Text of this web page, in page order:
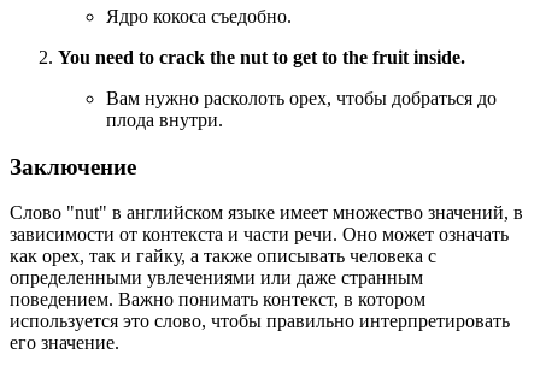
Ядро кокоса съедобно.
You need to crack the nut to get to the fruit inside.
Вам нужно расколоть орех, чтобы добраться до
плода внутри.
Заключение
Слово "nut" в английском языке имеет множество значений, в
зависимости от контекста и части речи. Оно может означать
как орех, так и гайку, а также описывать человека с
определенными увлечениями или даже странным
поведением. Важно понимать контекст, в котором
используется это слово, чтобы правильно интерпретировать
его значение.